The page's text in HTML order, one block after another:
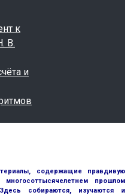
к
В.
и
содержащие правдивую
прошлом
собираются, изучаются и